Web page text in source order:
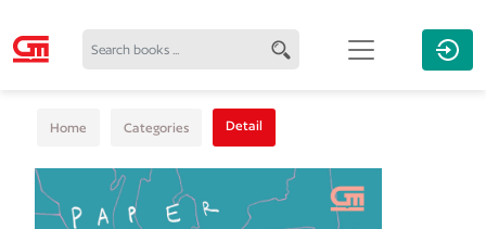
Home Categories Detail